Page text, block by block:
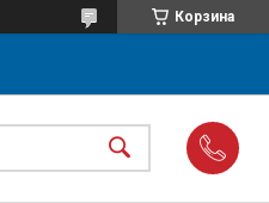
Корзина